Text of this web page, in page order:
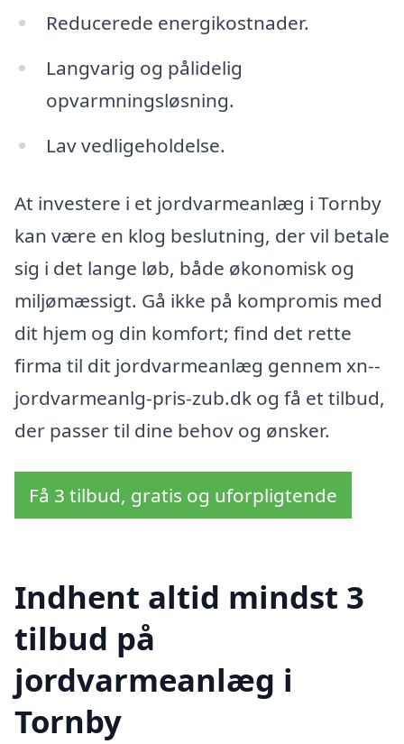
Reducerede energikostnader.
Langvarig og pålidelig
opvarmningsløsning.
Lav vedligeholdelse.
At investere i et jordvarmeanlæg i Tornby
kan være en klog beslutning, der vil betale
sig i det lange løb, både økonomisk og
miljømæssigt. Gå ikke på kompromis med
dit hjem og din komfort; find det rette
firma til dit jordvarmeanlæg gennem xn--
jordvarmeanlg-pris-zub.dk og få et tilbud,
der passer til dine behov og ønsker.
Få 3 tilbud, gratis og uforpligtende
Indhent altid mindst 3
tilbud på
jordvarmeanlæg i
Tornby